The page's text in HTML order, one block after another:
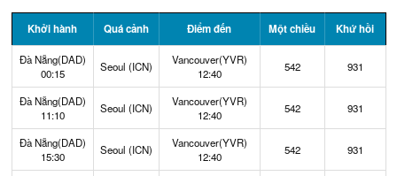
Khởi hành Quá cảnh Điểm đến Một chiều Khứ hồi
Đà Nẵng(DAD)
00:15
Seoul (ICN)
Vancouver(YVR)
12:40
542 931
Đà Nẵng(DAD)
11:10
Seoul (ICN)
Vancouver(YVR)
12:40
542 931
Đà Nẵng(DAD)
15:30
Seoul (ICN)
Vancouver(YVR)
12:40
542 931